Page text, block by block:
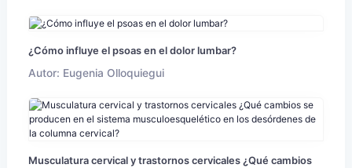
¿Cómo influye el psoas en el dolor lumbar?
Autor: Eugenia Olloquiegui
Musculatura cervical y trastornos cervicales ¿Qué cambios